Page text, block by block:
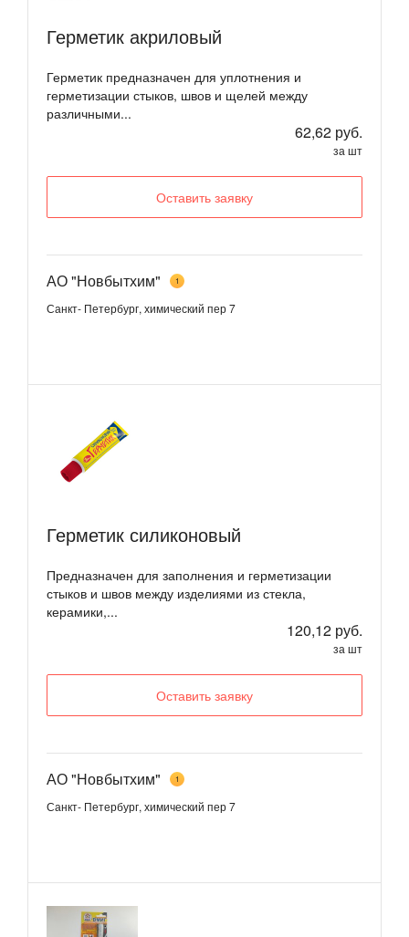
Герметик акриловый
Герметик предназначен для уплотнения и
герметизации стыков, швов и щелей между
различными...
62,62 руб.
за шт
Оставить заявку
АО "Новбытхим" 1
Санкт- Петербург, химический пер 7
Герметик силиконовый
Предназначен для заполнения и герметизации
стыков и швов между изделиями из стекла,
керамики,...
120,12 руб.
за шт
Оставить заявку
АО "Новбытхим" 1
Санкт- Петербург, химический пер 7